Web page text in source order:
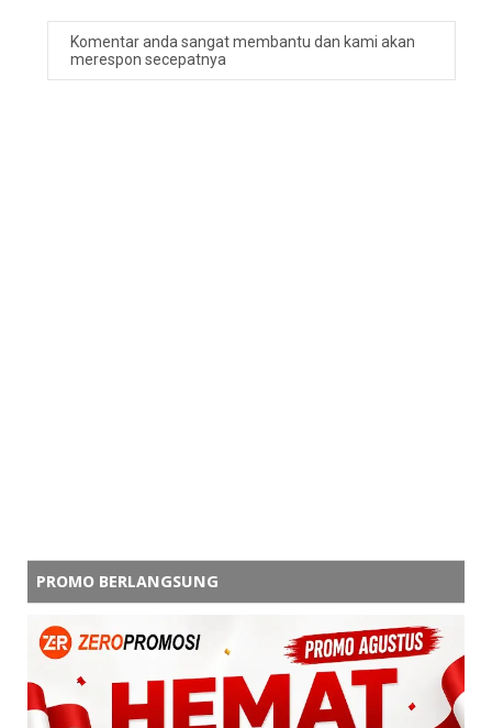
Komentar anda sangat membantu dan kami akan
merespon secepatnya
PROMO BERLANGSUNG